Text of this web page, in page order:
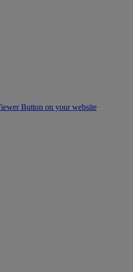
Button on your website